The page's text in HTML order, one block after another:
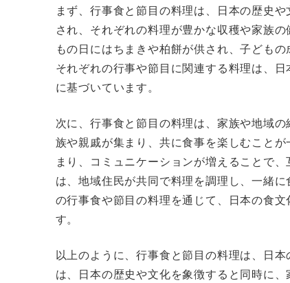
まず、行事食と節目の料理は、日本の歴史
され、それぞれの料理が豊かな収穫や家族
もの日にはちまきや柏餅が供され、子ども
それぞれの行事や節目に関連する料理は、
に基づいています。
次に、行事食と節目の料理は、家族や地域
族や親戚が集まり、共に食事を楽しむこと
まり、コミュニケーションが増えることで
は、地域住民が共同で料理を調理し、一緒
の行事食や節目の料理を通じて、日本の食
す。
以上のように、行事食と節目の料理は、日
は、日本の歴史や文化を象徴すると同時に